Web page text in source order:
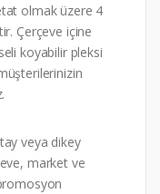
olmak üzere 4
Çerçeve içine
koyabilir pleksi
veya dikey
market ve